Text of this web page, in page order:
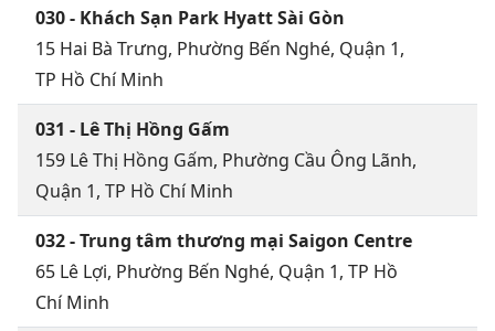
030 - Khách Sạn Park Hyatt Sài Gòn
15 Hai Bà Trưng, Phường Bến Nghé, Quận 1,
TP Hồ Chí Minh
031 - Lê Thị Hồng Gấm
159 Lê Thị Hồng Gấm, Phường Cầu Ông Lãnh,
Quận 1, TP Hồ Chí Minh
032 - Trung tâm thương mại Saigon Centre
65 Lê Lợi, Phường Bến Nghé, Quận 1, TP Hồ
Chí Minh